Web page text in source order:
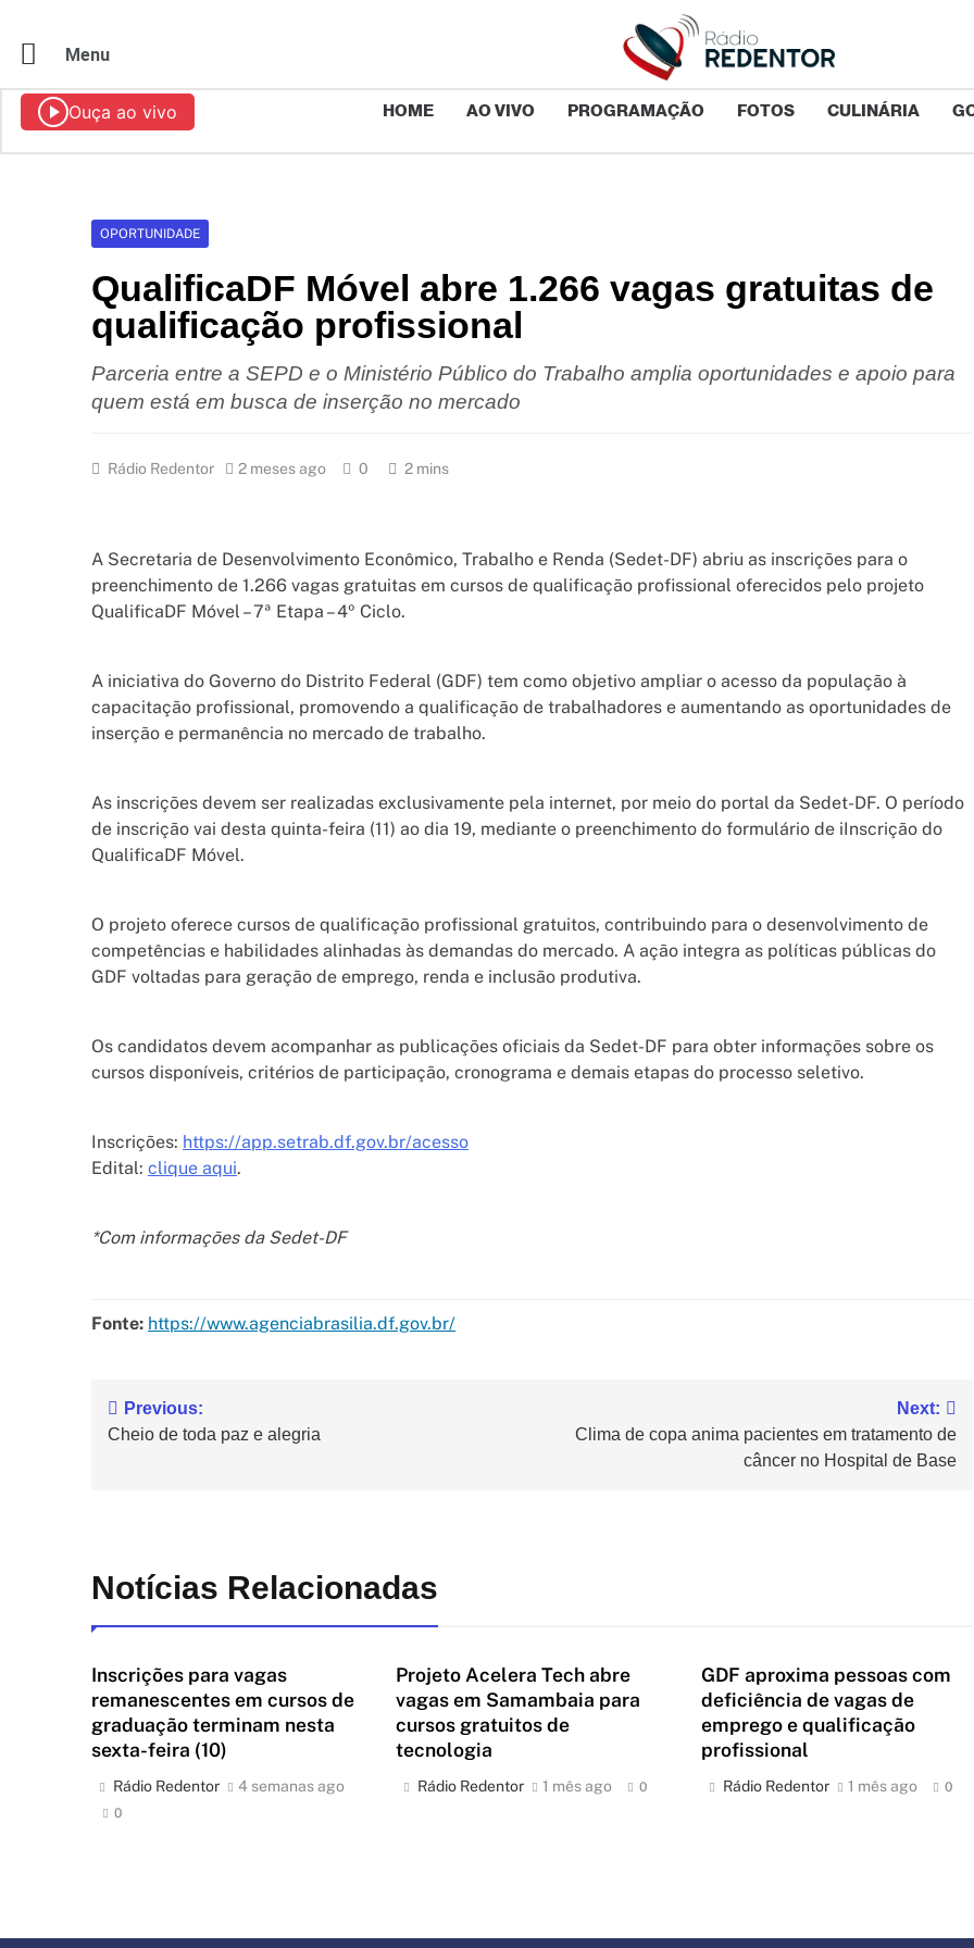
Menu
Ouça ao vivo HOME AO VIVO PROGRAMAÇÃO FOTOS CULINÁRIA
OPORTUNIDADE
QualificaDF Móvel abre 1.266 vagas gratuitas de
qualificação profissional
Parceria entre a SEPD e o Ministério Público do Trabalho amplia oportunidades e apoio para
quem está em busca de inserção no mercado
Rádio Redentor 2 meses ago 0 2 mins
A Secretaria de Desenvolvimento Econômico, Trabalho e Renda (Sedet-DF) abriu as inscrições para o
preenchimento de 1.266 vagas gratuitas em cursos de qualificação profissional oferecidos pelo projeto
QualificaDF Móvel – 7ª Etapa – 4º Ciclo.
A iniciativa do Governo do Distrito Federal (GDF) tem como objetivo ampliar o acesso da população à
capacitação profissional, promovendo a qualificação de trabalhadores e aumentando as oportunidades de
inserção e permanência no mercado de trabalho.
As inscrições devem ser realizadas exclusivamente pela internet, por meio do portal da Sedet-DF. O período
de inscrição vai desta quinta-feira (11) ao dia 19, mediante o preenchimento do formulário de iInscrição do
QualificaDF Móvel.
O projeto oferece cursos de qualificação profissional gratuitos, contribuindo para o desenvolvimento de
competências e habilidades alinhadas às demandas do mercado. A ação integra as políticas públicas do
GDF voltadas para geração de emprego, renda e inclusão produtiva.
Os candidatos devem acompanhar as publicações oficiais da Sedet-DF para obter informações sobre os
cursos disponíveis, critérios de participação, cronograma e demais etapas do processo seletivo.
Inscrições: https://app.setrab.df.gov.br/acesso
Edital: clique aqui.
*Com informações da Sedet-DF
Fonte: https://www.agenciabrasilia.df.gov.br/
Previous:
Cheio de toda paz e alegria
Next:
Clima de copa anima pacientes em tratamento de
câncer no Hospital de Base
Notícias Relacionadas
Inscrições para vagas
remanescentes em cursos de
graduação terminam nesta
sexta-feira (10)
Rádio Redentor 4 semanas ago
0
Projeto Acelera Tech abre
vagas em Samambaia para
cursos gratuitos de
tecnologia
Rádio Redentor 1 mês ago 0
GDF aproxima pessoas com
deficiência de vagas de
emprego e qualificação
profissional
Rádio Redentor 1 mês ago 0